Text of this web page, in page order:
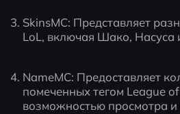
SkinsMC: Представляет
LoL, включая Шако, Насуса
NameMC: Предоставляет
помеченных тегом League
возможностью просмотра и